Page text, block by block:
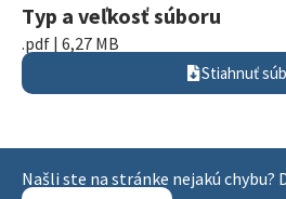
Typ a veľkosť súboru
.pdf | 6,27 MB
Stiahnuť
Našli ste na stránke nejakú chybu?